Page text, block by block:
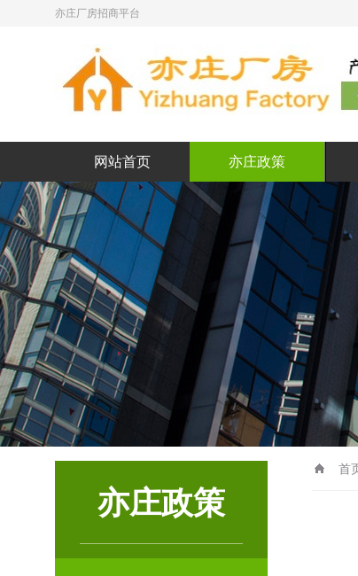
亦庄厂房招商平台
网站首页 亦庄政策
亦庄政策
首